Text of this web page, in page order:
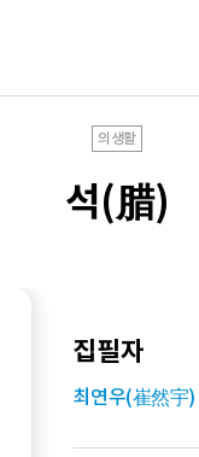
의생활
석(腊)
집필자
최연우(崔然宇)